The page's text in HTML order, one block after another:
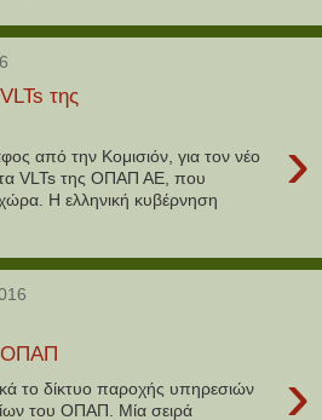
της
›
από την Κομισιόν, για τον νέο
τα VLTs της ΟΠΑΠ ΑΕ, που
χώρα. Η ελληνική κυβέρνηση
ΟΠΑΠ
›
το δίκτυο παροχής υπηρεσιών
του ΟΠΑΠ. Μία σειρά